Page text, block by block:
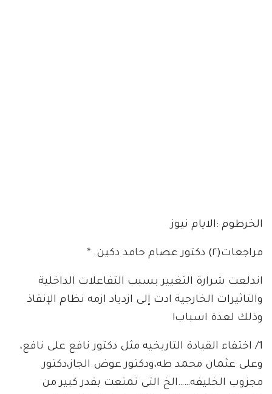
الخرطوم :الايام نيوز
مراجعات(٢) دكتور عصام حامد دكين. *
اندلعت شرارة التغيير بسبب التفاعلات الداخلية
والتاثيرات الخارجية ادت إلى ازدياد ازمه نظام الإنقاذ
وذلك لعدة اسباب١
1/ اختفاء القيادة التاريخيه مثل دكتور نافع على نافع،
وعلى عثمان محمد طه،ودكتور عوض الجاز،دكتور
مجزوب الخليفه……الخ التى تمتعت بقدر كبير من